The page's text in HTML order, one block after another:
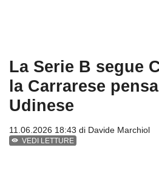
La Serie B segue
la Carrarese
Udinese
11.06.2026 18:43 di Davide Marchiol
VEDI LETTURE